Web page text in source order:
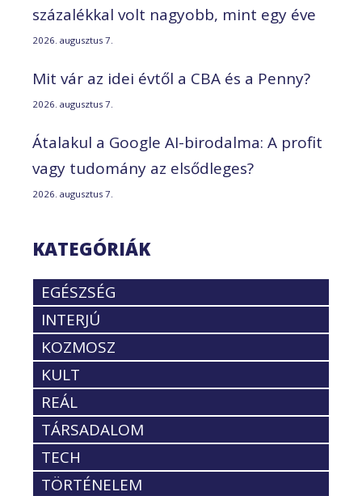
százalékkal volt nagyobb, mint egy éve
2026. augusztus 7.
Mit vár az idei évtől a CBA és a Penny?
2026. augusztus 7.
Átalakul a Google AI-birodalma: A profit
vagy tudomány az elsődleges?
2026. augusztus 7.
KATEGÓRIÁK
EGÉSZSÉG
INTERJÚ
KOZMOSZ
KULT
REÁL
TÁRSADALOM
TECH
TÖRTÉNELEM